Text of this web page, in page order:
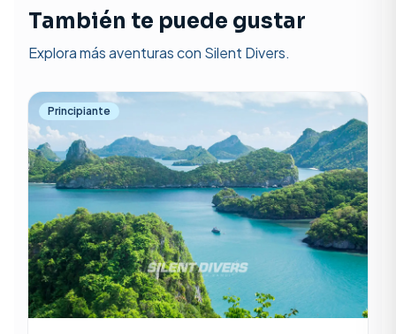
También te puede gustar
Explora más aventuras con Silent Divers.
Principiante